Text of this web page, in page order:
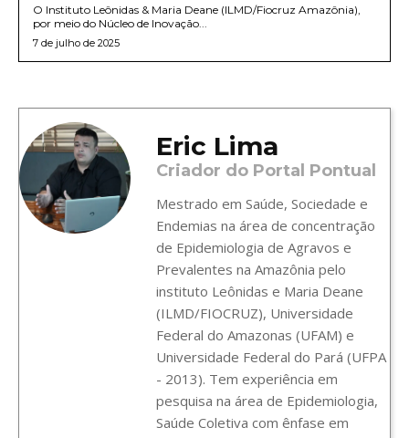
O Instituto Leônidas & Maria Deane (ILMD/Fiocruz Amazônia),
por meio do Núcleo de Inovação...
7 de julho de 2025
Eric Lima
Criador do Portal Pontual
Mestrado em Saúde, Sociedade e
Endemias na área de concentração
de Epidemiologia de Agravos e
Prevalentes na Amazônia pelo
instituto Leônidas e Maria Deane
(ILMD/FIOCRUZ), Universidade
Federal do Amazonas (UFAM) e
Universidade Federal do Pará (UFPA
- 2013). Tem experiência em
pesquisa na área de Epidemiologia,
Saúde Coletiva com ênfase em